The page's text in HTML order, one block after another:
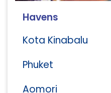
Havens
Kota Kinabalu
Phuket
Aomori